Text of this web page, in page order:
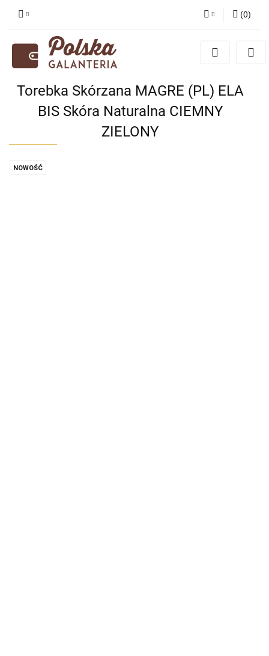
Zaloguj się
Zgody cookies
(0)
Torebka Skórzana MAGRE (PL) ELA
BIS Skóra Naturalna CIEMNY
ZIELONY
NOWOŚĆ